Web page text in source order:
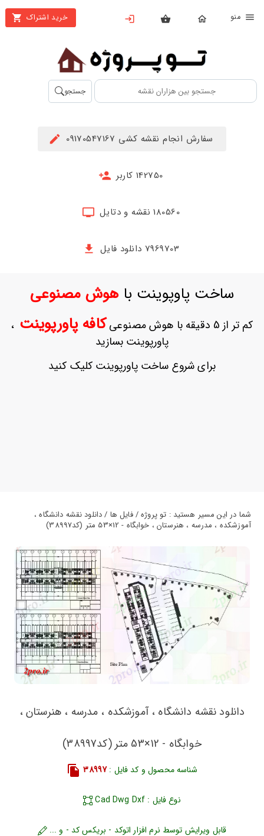
خرید اشتراک
بستن
محصولات
تهیه
اشتراک
حساب
ثبت
بازیابی
جستجو
سفارش انجام نقشه کشی 09170547167
142750 کاربر
180560 نقشه و دتایل
7969703 دانلود فایل
ساخت پاوپوینت باهوش مصنوعی
کم تر از 5 دقیقه با هوش مصنوعی کافه پاورپوینت ،
پاورپوینت بسازید
برای شروع ساخت پاورپوینت کلیک کنید
شما در این مسیر هستید : تو پروژه / فایل ها / دانلود نقشه دانشگاه ،
آموزشکده ، مدرسه ، هنرستان ، خوابگاه - 12×53 متر (کد38997)
دانلود نقشه دانشگاه ، آموزشکده ، مدرسه ، هنرستان ،
خوابگاه - 12×53 متر (کد38997)
شناسه محصول و کد فایل :38997
نوع فایل : Cad Dwg Dxf
قابل ویرایش توسط نرم افزار اتوکد - بریکس کد - و ...